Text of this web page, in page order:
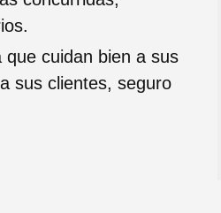
cuidan bien a sus
sus clientes, seguro